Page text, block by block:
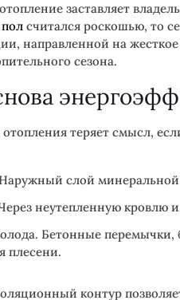
заставляет
считался роскошью, то
направленной на
сезона.
теряет смысл,
слой
неутепленную кровлю
Бетонные
плесени.
контур